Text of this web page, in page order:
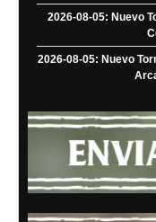
2026-08-05: Nuevo
2026-08-05: Nuevo